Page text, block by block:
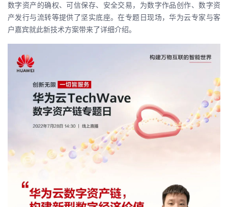
数字资产的确权、可信保存、安全交易，为数字作品创作、数字资
产发行与流转等提供了坚实底座。在专题日现场，华为云专家与客
户嘉宾就此新技术方案带来了详细介绍。